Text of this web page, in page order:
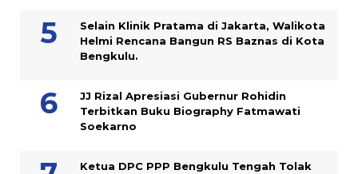
Selain Klinik Pratama di Jakarta, Walikota
Helmi Rencana Bangun RS Baznas di Kota
Bengkulu.
JJ Rizal Apresiasi Gubernur Rohidin
Terbitkan Buku Biography Fatmawati
Soekarno
Ketua DPC PPP Bengkulu Tengah Tolak